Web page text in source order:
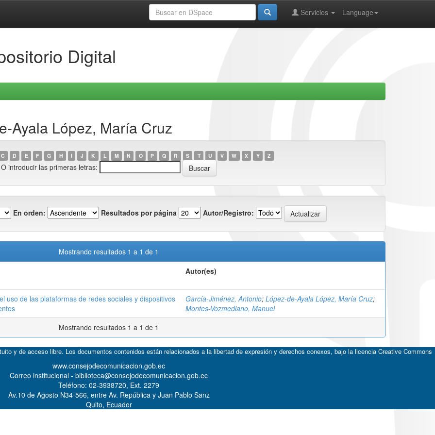
Language
Servicios
Digital
Ayala López, María Cruz
C D E F G H I J K L M N O P Q R S T U V W X Y Z
O introducir las primeras letras:
En orden: Resultados por página Autor/Registro:
Mostrando resultados 1 a 1 de 1
Autor(es)
uso de las plataformas de redes sociales y dispositivos
García-Jiménez, Antonio; López-de-Ayala López, María Cruz;
Montes-Vozmediano, Manuel
Mostrando resultados 1 a 1 de 1
y de acceso libre. Los documentos contenidos están relacionados a la libertad de expresión y derechos conexos, bajo la licencia Creative Commons
www.consejodecomunicacion.gob.ec
Correo institucional - biblioteca@consejodecomunicacion.gob.ec
Teléfono: 02-3938720, Ext. 2279
Av.10 de Agosto N34-566, entre Av. República y Juan Pablo Sanz
Quito, Ecuador